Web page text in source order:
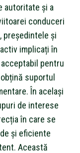
autoritate și a
conduceri
președintele și
implicați în
pentru
suportul
În același
de interese
în care se
și eficiente
Această